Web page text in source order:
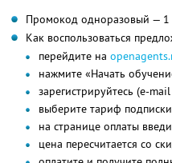
Промокод одноразовый — 1
Как воспользоваться
перейдите на
нажмите «Начать
зарегистрируйтесь (e-
выберите тариф подписки
на странице оплаты
цена пересчитается со